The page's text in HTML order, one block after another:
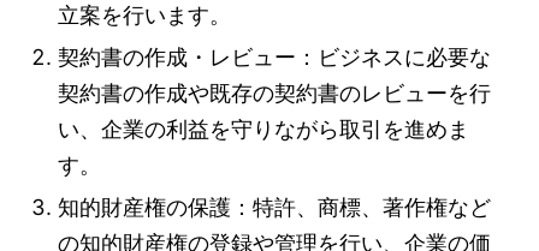
立案を行います。
契約書の作成・レビュー：ビジネスに必要な
契約書の作成や既存の契約書のレビューを行
い、企業の利益を守りながら取引を進めま
す。
知的財産権の保護：特許、商標、著作権など
の知的財産権の登録や管理を行い、企業の価